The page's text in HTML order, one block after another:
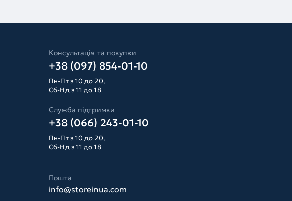
Консультація та покупки
+38 (097) 854-01-10
Пн-Пт з 10 до 20,
Сб-Нд з 11 до 18
Служба підтримки
+38 (066) 243-01-10
Пн-Пт з 10 до 20,
Сб-Нд з 11 до 18
Пошта
info@storeinua.com